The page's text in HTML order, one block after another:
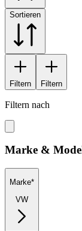
Sortieren
Filtern Filtern
Filtern nach
Marke &
Marke*
VW